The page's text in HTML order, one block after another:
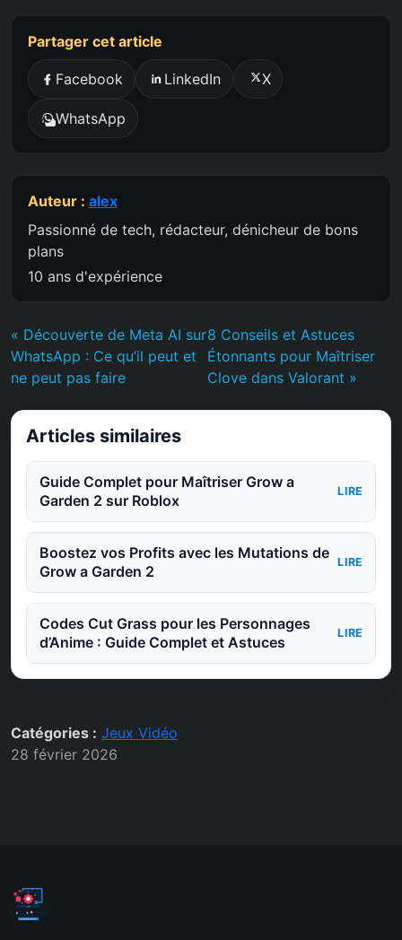
Partager cet article
Facebook LinkedIn X
WhatsApp
Auteur : alex
Passionné de tech, rédacteur, dénicheur de bons
plans
10 ans d'expérience
« Découverte de Meta AI sur
WhatsApp : Ce qu’il peut et
ne peut pas faire
8 Conseils et Astuces
Étonnants pour Maîtriser
Clove dans Valorant »
Articles similaires
Guide Complet pour Maîtriser Grow a
Garden 2 sur Roblox
LIRE
Boostez vos Profits avec les Mutations de
Grow a Garden 2
LIRE
Codes Cut Grass pour les Personnages
d’Anime : Guide Complet et Astuces
LIRE
Catégories : Jeux Vidéo
28 février 2026